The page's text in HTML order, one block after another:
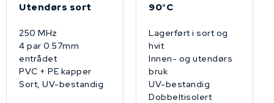
Utendørs sort
250 MHz
4 par 0.57mm
entrådet
PVC + PE kapper
Sort, UV-bestandig
90°C
Lagerført i sort og
hvit
Innen- og utendørs
bruk
UV-bestandig
Dobbeltisolert